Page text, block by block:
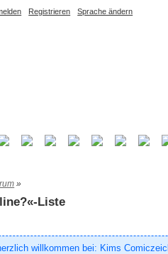
Registrieren Sprache ändern
»
Liste
willkommen bei: Kims